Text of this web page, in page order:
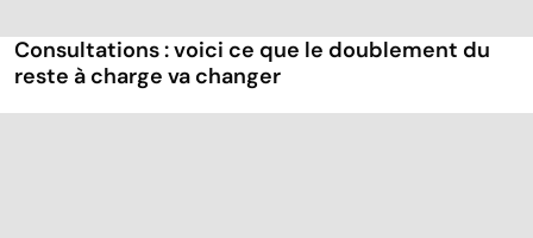
Consultations : voici ce que le doublement du
reste à charge va changer